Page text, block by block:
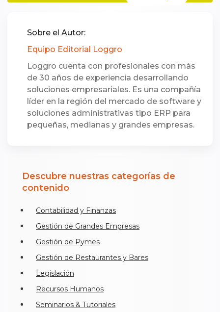
Sobre el Autor:
Equipo Editorial Loggro
Loggro cuenta con profesionales con más
de 30 años de experiencia desarrollando
soluciones empresariales. Es una compañía
líder en la región del mercado de software y
soluciones administrativas tipo ERP para
pequeñas, medianas y grandes empresas.
Descubre nuestras categorías de
contenido
Contabilidad y Finanzas
Gestión de Grandes Empresas
Gestión de Pymes
Gestión de Restaurantes y Bares
Legislación
Recursos Humanos
Seminarios & Tutoriales